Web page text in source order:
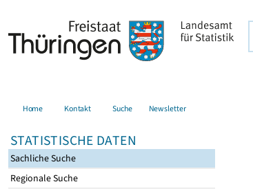
Home Kontakt Suche Newsletter
STATISTISCHE DATEN
Sachliche Suche
Regionale Suche